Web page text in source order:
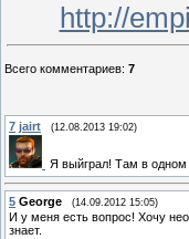
http://
Всего комментариев: 7
7 jairt (12.08.2013 19:02)
Я выйграл! Там в одном
5 George (14.09.2012 15:05)
И у меня есть вопрос! Хочу
знает.